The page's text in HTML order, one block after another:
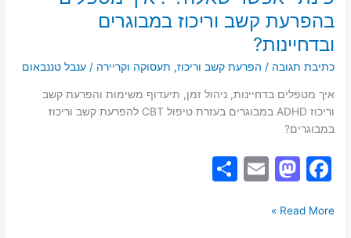
בהפרעת קשב וריכוז במבוגרים
ובדחיינות?
כתיבת תגובה / הפרעת קשב וריכוז, תעסוקה וקריירה /ענבל טננבאום
איך מטפלים בדחיינות, ניהול זמן, תיעדוף משימות והפרעת קשב
וריכוז ADHD במבוגרים בעזרת טיפול CBT להפרעת קשב וריכוז
במבוגרים?
F
c
M
st
E
Read More »